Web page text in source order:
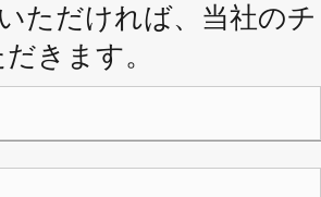
ただければ、当社のチ
きます。